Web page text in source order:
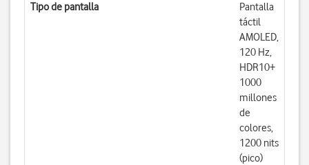
Tipo de pantalla
Pantalla
táctil
AMOLED,
120 Hz,
HDR10+
1000
millones
de
colores,
1200 nits
(pico)